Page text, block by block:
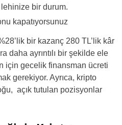
lehinize bir durum.
kapatıyorsunuz
bir kazanç 280 TL’lik kâr
daha ayrıntılı bir şekilde ele
için gecelik finansman ücreti
gerekiyor. Ayrıca, kripto
açık tutulan pozisyonlar